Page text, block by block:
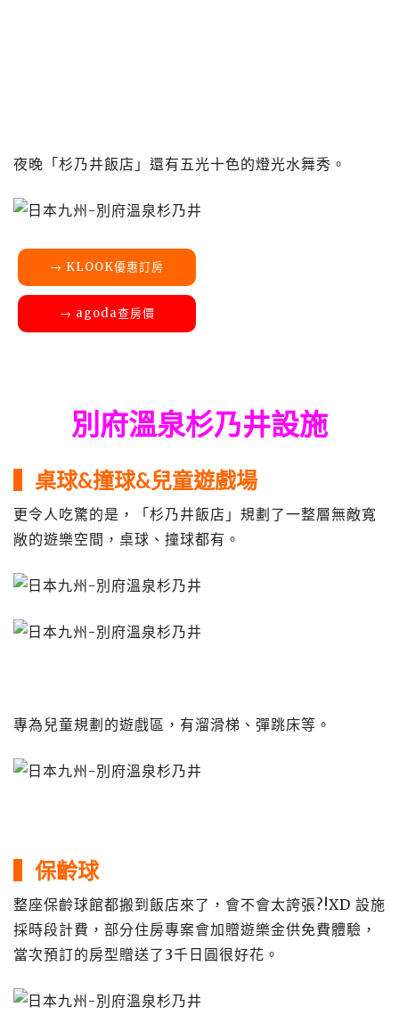
夜晚「杉乃井飯店」還有五光十色的燈光水舞秀。
→ KLOOK優惠訂房
→ agoda查房價
別府溫泉杉乃井設施
▍桌球&撞球&兒童遊戲場
更令人吃驚的是，「杉乃井飯店」規劃了一整層無敵寬
敞的遊樂空間，桌球、撞球都有。
專為兒童規劃的遊戲區，有溜滑梯、彈跳床等。
▍保齡球
整座保齡球館都搬到飯店來了，會不會太誇張?!XD 設施
採時段計費，部分住房專案會加贈遊樂金供免費體驗，
當次預訂的房型贈送了3千日圓很好花。